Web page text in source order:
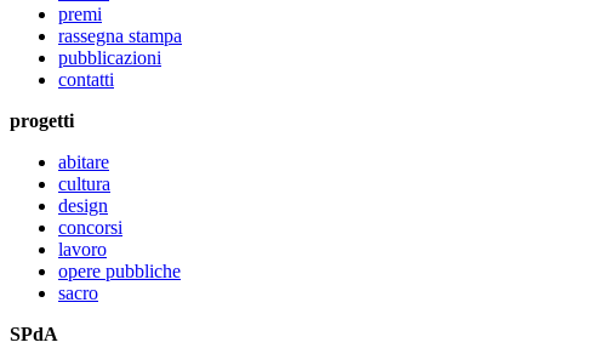
premi
rassegna stampa
pubblicazioni
contatti
progetti
abitare
cultura
design
concorsi
lavoro
opere pubbliche
sacro
SPdA